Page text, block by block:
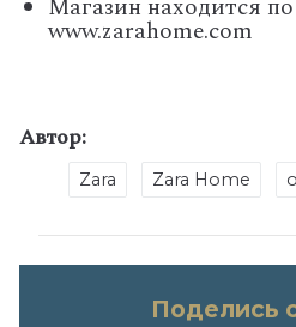
Магазин находится
www.zarahome.com
Автор:
Zara Zara Home
Поделись